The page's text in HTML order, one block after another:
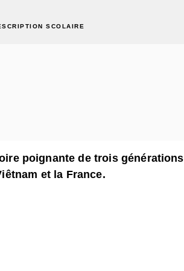
SCOLAIRE
poignante de trois générations
et la France.